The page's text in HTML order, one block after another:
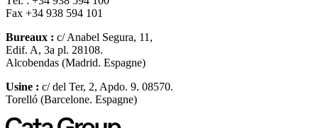
Fax +34 938 594 101
Bureaux : c/ Anabel Segura, 11,
Edif. A, 3a pl. 28108.
Alcobendas (Madrid. Espagne)
Usine : c/ del Ter, 2, Apdo. 9. 08570.
Torelló (Barcelone. Espagne)